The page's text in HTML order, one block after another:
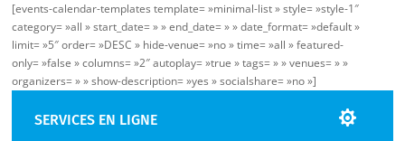
[events-calendar-templates template= »minimal-list » style= »style-1″
category= »all » start_date= » » end_date= » » date_format= »default »
limit= »5″ order= »DESC » hide-venue= »no » time= »all » featured-
only= »false » columns= »2″ autoplay= »true » tags= » » venues= » »
organizers= » » show-description= »yes » socialshare= »no »]
SERVICES EN LIGNE